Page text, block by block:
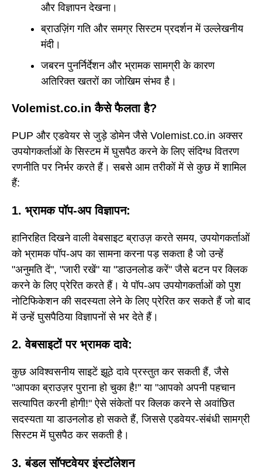
और विज्ञापन देखना।
ब्राउज़िंग गति और समग्र सिस्टम प्रदर्शन में उल्लेखनीय
मंदी।
जबरन पुनर्निर्देशन और भ्रामक सामग्री के कारण
अतिरिक्त खतरों का जोखिम संभव है।
Volemist.co.in कैसे फैलता है?
PUP और एडवेयर से जुड़े डोमेन जैसे Volemist.co.in अक्सर
उपयोगकर्ताओं के सिस्टम में घुसपैठ करने के लिए संदिग्ध वितरण
रणनीति पर निर्भर करते हैं। सबसे आम तरीकों में से कुछ में शामिल
हैं:
1. भ्रामक पॉप-अप विज्ञापन:
हानिरहित दिखने वाली वेबसाइट ब्राउज़ करते समय, उपयोगकर्ताओं
को भ्रामक पॉप-अप का सामना करना पड़ सकता है जो उन्हें
"अनुमति दें", "जारी रखें" या "डाउनलोड करें" जैसे बटन पर क्लिक
करने के लिए प्रेरित करते हैं। ये पॉप-अप उपयोगकर्ताओं को पुश
नोटिफिकेशन की सदस्यता लेने के लिए प्रेरित कर सकते हैं जो बाद
में उन्हें घुसपैठिया विज्ञापनों से भर देते हैं।
2. वेबसाइटों पर भ्रामक दावे:
कुछ अविश्वसनीय साइटें झूठे दावे प्रस्तुत कर सकती हैं, जैसे
"आपका ब्राउज़र पुराना हो चुका है!" या "आपको अपनी पहचान
सत्यापित करनी होगी!" ऐसे संकेतों पर क्लिक करने से अवांछित
सदस्यता या डाउनलोड हो सकते हैं, जिससे एडवेयर-संबंधी सामग्री
सिस्टम में घुसपैठ कर सकती है।
3. बंडल सॉफ्टवेयर इंस्टॉलेशन